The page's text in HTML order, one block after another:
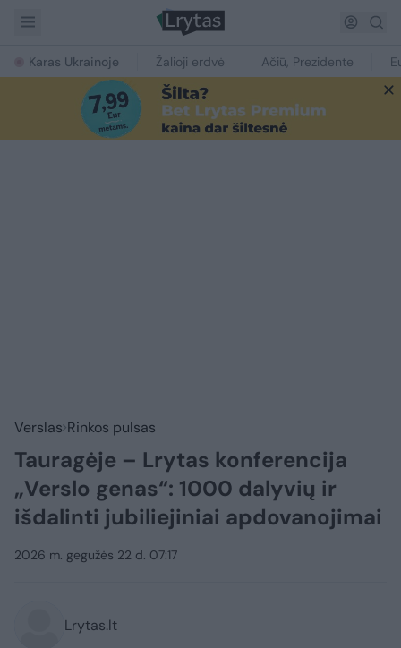
Karas Ukrainoje Žalioji erdvė Ačiū, Prezidente
Verslas Rinkos pulsas
Tauragėje – Lrytas konferencija
„Verslo genas“: 1000 dalyvių ir
išdalinti jubiliejiniai apdovanojimai
2026 m. gegužės 22 d. 07:17
Lrytas.lt